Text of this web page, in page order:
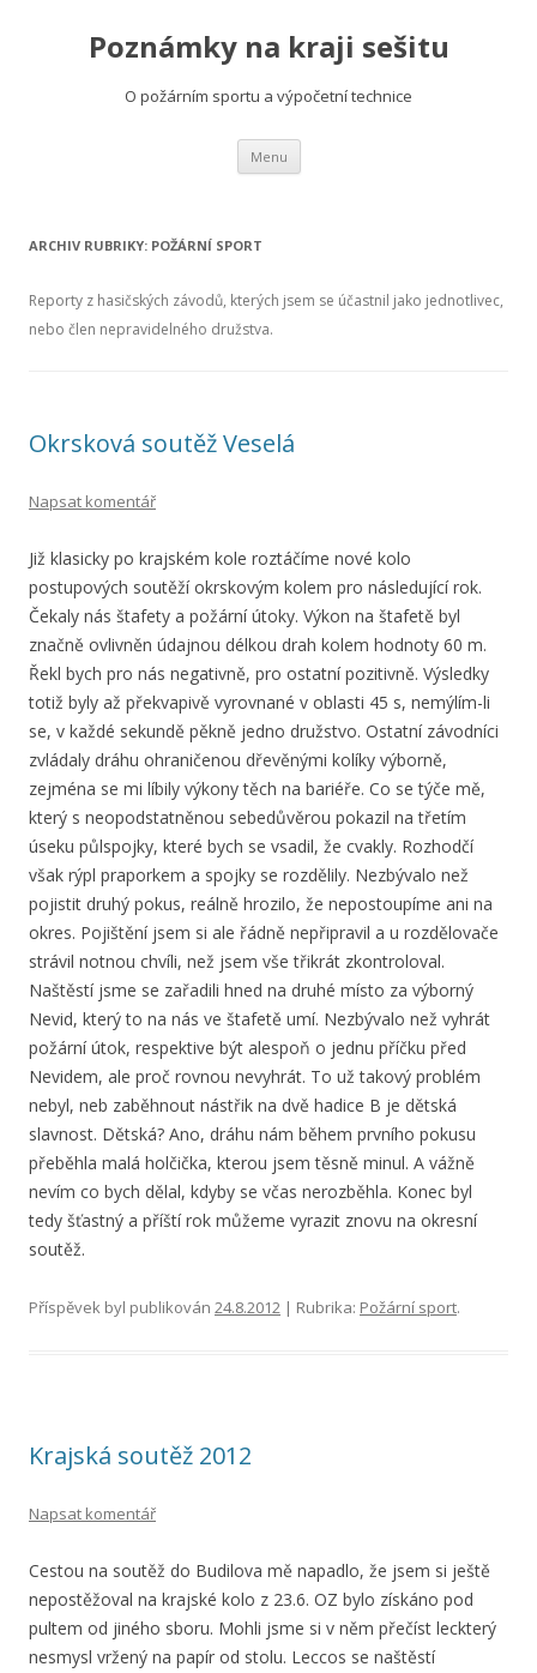
Poznámky na kraji sešitu
O požárním sportu a výpočetní technice
Menu Přejít
obsahu
ARCHIV RUBRIKY: POŽÁRNÍ SPORT
Reporty z hasičských závodů, kterých jsem se účastnil jako jednotlivec,
nebo člen nepravidelného družstva.
Okrsková soutěž Veselá
Napsat komentář
Již klasicky po krajském kole roztáčíme nové kolo
postupových soutěží okrskovým kolem pro následující rok.
Čekaly nás štafety a požární útoky. Výkon na štafetě byl
značně ovlivněn údajnou délkou drah kolem hodnoty 60 m.
Řekl bych pro nás negativně, pro ostatní pozitivně. Výsledky
totiž byly až překvapivě vyrovnané v oblasti 45 s, nemýlím-li
se, v každé sekundě pěkně jedno družstvo. Ostatní závodníci
zvládaly dráhu ohraničenou dřevěnými kolíky výborně,
zejména se mi líbily výkony těch na bariéře. Co se týče mě,
který s neopodstatněnou sebedůvěrou pokazil na třetím
úseku půlspojky, které bych se vsadil, že cvakly. Rozhodčí
však rýpl praporkem a spojky se rozdělily. Nezbývalo než
pojistit druhý pokus, reálně hrozilo, že nepostoupíme ani na
okres. Pojištění jsem si ale řádně nepřipravil a u rozdělovače
strávil notnou chvíli, než jsem vše třikrát zkontroloval.
Naštěstí jsme se zařadili hned na druhé místo za výborný
Nevid, který to na nás ve štafetě umí. Nezbývalo než vyhrát
požární útok, respektive být alespoň o jednu příčku před
Nevidem, ale proč rovnou nevyhrát. To už takový problém
nebyl, neb zaběhnout nástřik na dvě hadice B je dětská
slavnost. Dětská? Ano, dráhu nám během prvního pokusu
přeběhla malá holčička, kterou jsem těsně minul. A vážně
nevím co bych dělal, kdyby se včas nerozběhla. Konec byl
tedy šťastný a příští rok můžeme vyrazit znovu na okresní
soutěž.
Příspěvek byl publikován 24.8.2012 | Rubrika: Požární sport.
Krajská soutěž 2012
Napsat komentář
Cestou na soutěž do Budilova mě napadlo, že jsem si ještě
nepostěžoval na krajské kolo z 23.6. OZ bylo získáno pod
pultem od jiného sboru. Mohli jsme si v něm přečíst leckterý
nesmysl vržený na papír od stolu. Leccos se naštěstí